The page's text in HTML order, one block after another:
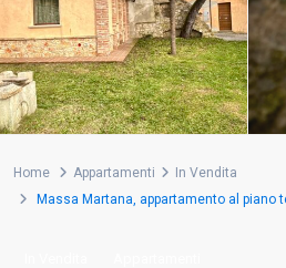
Home Appartamenti
In Vendita
Massa Martana, appartamento al piano